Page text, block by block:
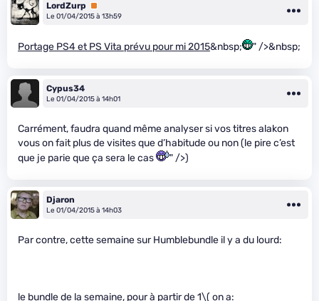
LordZurp
Premium
Le 01/04/2015 à 13h59
Portage PS4 et PS Vita prévu pour mi 2015&nbsp; " />&nbsp;
Cypus34
Le 01/04/2015 à 14h01
Carrément, faudra quand même analyser si vos titres alakon
vous on fait plus de visites que d’habitude ou non (le pire c’est
que je parie que ça sera le cas
" />)
Djaron
Le 01/04/2015 à 14h03
Par contre, cette semaine sur Humblebundle il y a du lourd:
le bundle de la semaine, pour à partir de 1\( on a: